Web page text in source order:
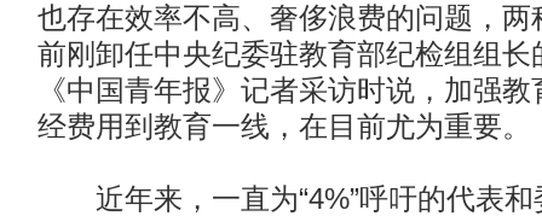
也存在效率不高、奢侈浪费的问题，两
前刚卸任中央纪委驻教育部纪检组组长
《中国青年报》记者采访时说，加强
经费用到教育一线，在目前尤为重要。
近年来，一直为“4%”呼吁的代表和